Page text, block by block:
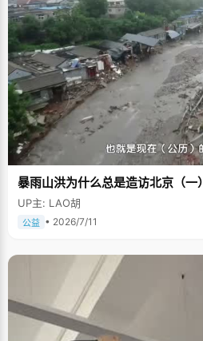
暴雨山洪为什么总是造访北京（一）
UP主: LAO胡
公益 • 2026/7/11